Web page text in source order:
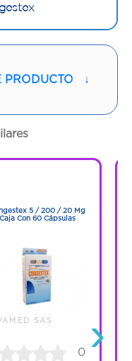
PRODUCTO ↓
5 / 200 / 20 Mg
Caja Con 60 Cápsulas
SAS
0 ›